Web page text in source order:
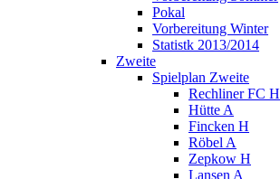
Pokal
Vorbereitung Winter
Statistk 2013/2014
Zweite
Spielplan Zweite
Rechliner FC H
Hütte A
Fincken H
Röbel A
Zepkow H
Lansen A